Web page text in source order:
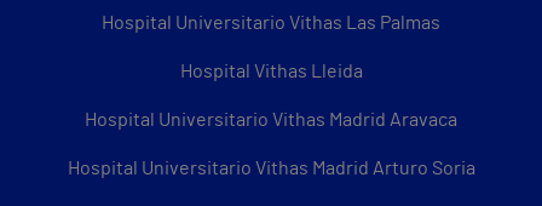
Hospital Universitario Vithas Las Palmas
Hospital Vithas Lleida
Hospital Universitario Vithas Madrid Aravaca
Hospital Universitario Vithas Madrid Arturo Soria